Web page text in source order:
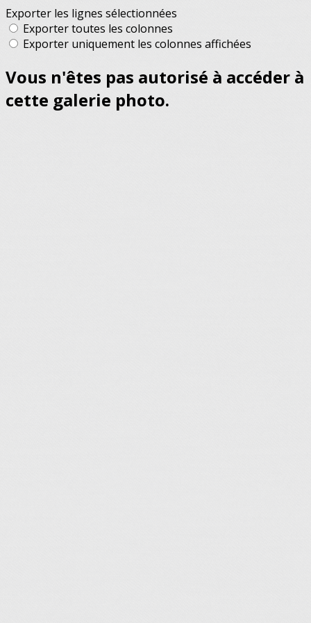
Exporter les lignes sélectionnées
Exporter toutes les colonnes
Exporter uniquement les colonnes affichées
Vous n'êtes pas autorisé à accéder à
cette galerie photo.